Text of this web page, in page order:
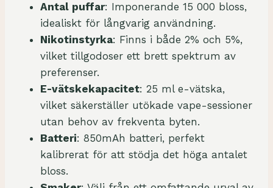
Antal puffar: Imponerande 15 000 bloss,
idealiskt för långvarig användning.
Nikotinstyrka: Finns i både 2% och 5%,
vilket tillgodoser ett brett spektrum av
preferenser.
E-vätskekapacitet: 25 ml e-vätska,
vilket säkerställer utökade vape-sessioner
utan behov av frekventa byten.
Batteri: 850mAh batteri, perfekt
kalibrerat för att stödja det höga antalet
bloss.